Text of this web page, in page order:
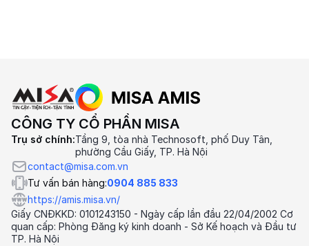
CÔNG TY CỔ PHẦN MISA
Trụ sở chính:Tầng 9, tòa nhà Technosoft, phố Duy Tân,
phường Cầu Giấy, TP. Hà Nội
contact@misa.com.vn
Tư vấn bán hàng:0904 885 833
https://amis.misa.vn/
Giấy CNĐKKD: 0101243150 - Ngày cấp lần đầu 22/04/2002 Cơ
quan cấp: Phòng Đăng ký kinh doanh - Sở Kế hoạch và Đầu tư
TP. Hà Nội